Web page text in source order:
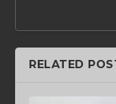
RELATED